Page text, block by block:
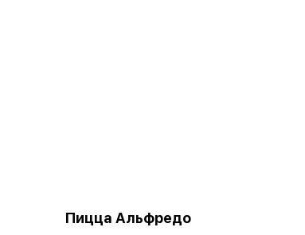
Пицца Альфредо